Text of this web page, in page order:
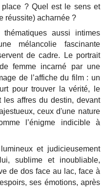
? Quel est le sens et
réussite) acharnée ?
aussi intimes
mélancolie fascinante
de cadre. Le portrait
femme incarné par une
de l’affiche du film : un
pour trouver la vérité, le
les affres du destin, devant
ceux d'une nature
l’énigme indicible à
et judicieusement
sublime et inoubliable,
de dos face au lac, face à
ses émotions, après